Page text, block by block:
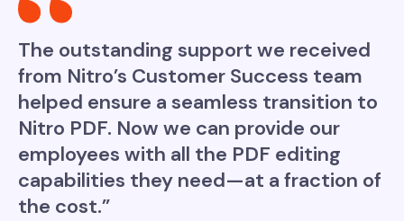
The outstanding support we received
from Nitro’s Customer Success team
helped ensure a seamless transition to
Nitro PDF. Now we can provide our
employees with all the PDF editing
capabilities they need—at a fraction of
the cost.”